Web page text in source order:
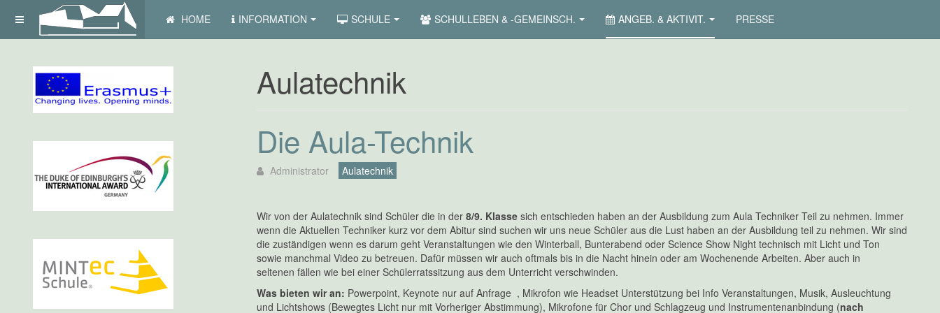
HOME INFORMATION SCHULE SCHULLEBEN & -GEMEINSCH. ANGEB. & AKTIVIT. PRESSE
Aulatechnik
Die Aula-Technik
Administrator Aulatechnik
Wir von der Aulatechnik sind Schüler die in der 8/9. Klasse sich entschieden haben an der Ausbildung zum Aula Techniker Teil zu nehmen. Immer
wenn die Aktuellen Techniker kurz vor dem Abitur sind suchen wir uns neue Schüler aus die Lust haben an der Ausbildung teil zu nehmen. Wir sind
die zuständigen wenn es darum geht Veranstaltungen wie den Winterball, Bunterabend oder Science Show Night technisch mit Licht und Ton
sowie manchmal Video zu betreuen. Dafür müssen wir auch oftmals bis in die Nacht hinein oder am Wochenende Arbeiten. Aber auch in
seltenen fällen wie bei einer Schülerratssitzung aus dem Unterricht verschwinden.
Was bieten wir an: Powerpoint, Keynote nur auf Anfrage , Mikrofon wie Headset Unterstützung bei Info Veranstaltungen, Musik, Ausleuchtung
und Lichtshows (Bewegtes Licht nur mit Vorheriger Abstimmung), Mikrofone für Chor und Schlagzeug und Instrumentenanbindung (nach